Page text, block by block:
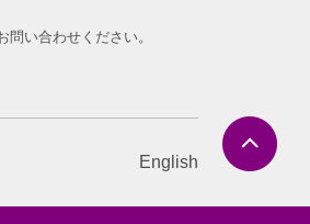
い合わせください。
English